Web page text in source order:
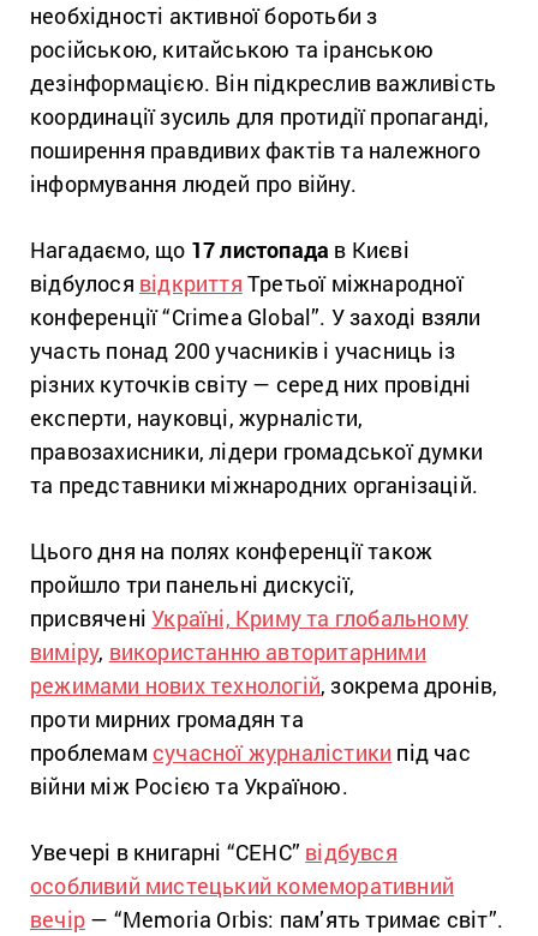
необхідності активної боротьби з
російською, китайською та іранською
дезінформацією. Він підкреслив важливість
координації зусиль для протидії пропаганді,
поширення правдивих фактів та належного
інформування людей про війну.
Нагадаємо, що 17 листопада в Києві
відбулося відкриття Третьої міжнародної
конференції “Crimea Global”. У заході взяли
участь понад 200 учасників і учасниць із
різних куточків світу — серед них провідні
експерти, науковці, журналісти,
правозахисники, лідери громадської думки
та представники міжнародних організацій.
Цього дня на полях конференції також
пройшло три панельні дискусії,
присвячені Україні, Криму та глобальному
виміру, використанню авторитарними
режимами нових технологій, зокрема дронів,
проти мирних громадян та
проблемам сучасної журналістики під час
війни між Росією та Україною.
Увечері в книгарні “СЕНС” відбувся
особливий мистецький комеморативний
вечір — “Memoria Orbis: пам’ять тримає світ”.